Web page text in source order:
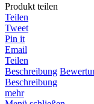
Produkt teilen
Teilen
Tweet
Pin it
Email
Teilen
Beschreibung
Beschreibung
mehr